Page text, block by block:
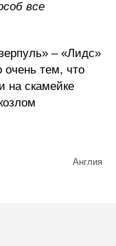
все
– «Лидс»
тем, что
на скамейке
Англия